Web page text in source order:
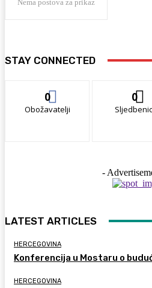
Nema postova za prikaz
STAY CONNECTED
0
Obožavatelji
0
-
LATEST ARTICLES
HERCEGOVINA
Konferencija u Mostaru o
HERCEGOVINA